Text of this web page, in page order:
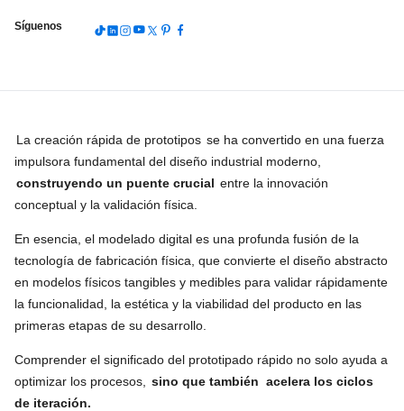
Síguenos
La creación rápida de prototipos se ha convertido en una fuerza
impulsora fundamental del diseño industrial moderno,
construyendo un puente crucial entre la innovación
conceptual y la validación física.
En esencia, el modelado digital es una profunda fusión de la
tecnología de fabricación física, que convierte el diseño abstracto
en modelos físicos tangibles y medibles para validar rápidamente
la funcionalidad, la estética y la viabilidad del producto en las
primeras etapas de su desarrollo.
Comprender el significado del prototipado rápido no solo ayuda a
optimizar los procesos,
sino que también acelera los ciclos
de iteración.